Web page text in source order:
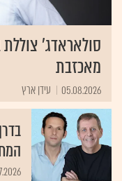
מאכזבת
05.08.2026 עידן ארץ